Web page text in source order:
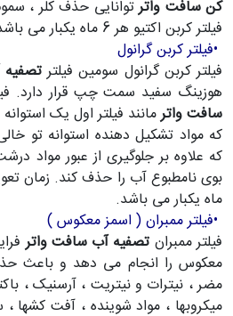
کن سافت واترتوانایی حذف کلر ،
فیلتر کربن اکتیو هر 6 ماه یکبار می باشد.
•فیلتر کربن گرانول
فیلتر کربن گرانول سومین فیلتر
هوزینگ سفید سمت چپ قرار دارد.
سافت واترمانند فیلتر اول یک
که مواد تشکیل دهنده استوانه تو
که علاوه بر جلوگیری از عبور مواد
ماه یکبار می باشد.
•فیلتر ممبران ( اسمز معکوس )
فیلتر ممبران تصفیه آب سافت واتر
معکوس را انجام می دهد و باعث
مضر ، نیترات و نیتریت ، آرسنیک ،
میکروبها ، مواد شوینده ، آفت کشها